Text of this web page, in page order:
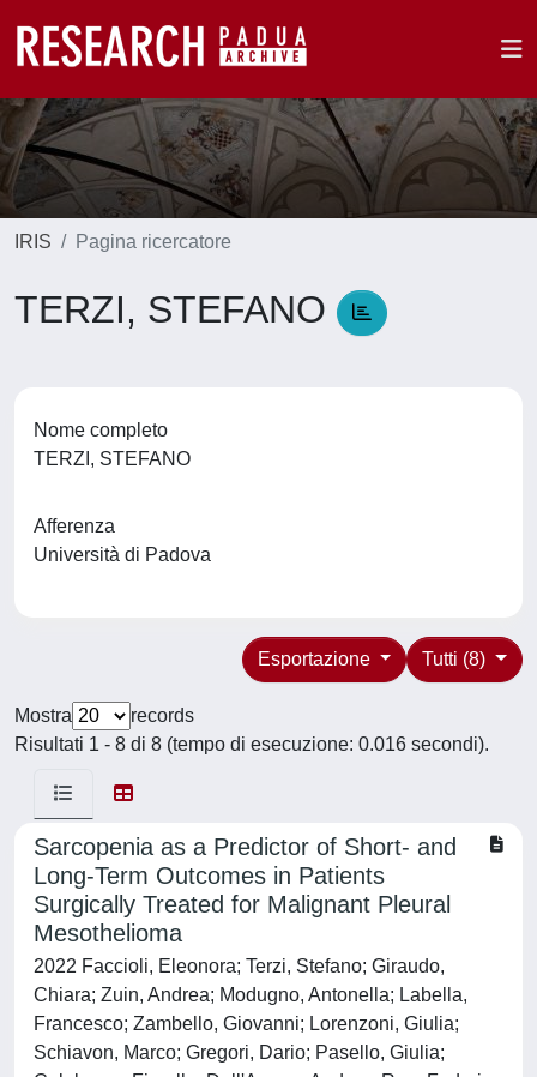
IRIS Pagina ricercatore
TERZI, STEFANO
Nome completo
TERZI, STEFANO
Afferenza
Università di Padova
Tutti (8)
Esportazione
Mostra
records
Risultati 1 - 8 di 8 (tempo di esecuzione: 0.016 secondi).
Sarcopenia as a Predictor of Short- and
Long-Term Outcomes in Patients
Surgically Treated for Malignant Pleural
Mesothelioma
2022 Faccioli, Eleonora; Terzi, Stefano; Giraudo,
Chiara; Zuin, Andrea; Modugno, Antonella; Labella,
Francesco; Zambello, Giovanni; Lorenzoni, Giulia;
Schiavon, Marco; Gregori, Dario; Pasello, Giulia;